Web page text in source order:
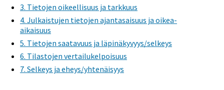
3. Tietojen oikeellisuus ja tarkkuus
4. Julkaistujen tietojen ajantasaisuus ja oikea-
aikaisuus
5. Tietojen saatavuus ja läpinäkyvyys/selkeys
6. Tilastojen vertailukelpoisuus
7. Selkeys ja eheys/yhtenäisyys